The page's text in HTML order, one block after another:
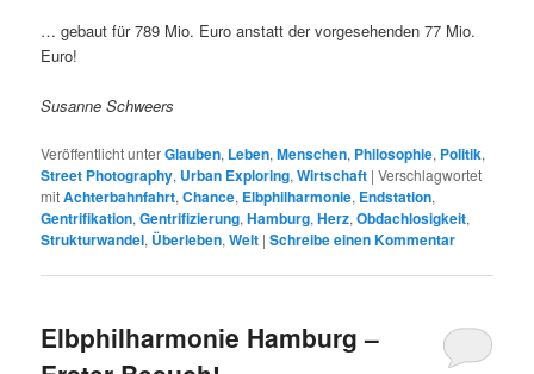
… gebaut für 789 Mio. Euro anstatt der vorgesehenden 77 Mio.
Euro!
Susanne Schweers
Veröffentlicht unterGlauben, Leben,Menschen, Philosophie, Politik,
Street Photography, Urban Exploring,Wirtschaft |Verschlagwortet
mitAchterbahnfahrt,Chance, Elbphilharmonie, Endstation,
Gentrifikation,Gentrifizierung,Hamburg,Herz,Obdachlosigkeit,
Strukturwandel, Überleben,Welt |Schreibe einen Kommentar
Elbphilharmonie Hamburg –